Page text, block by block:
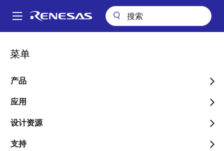
到
Main
菜单
产品
应用
设计资源
支持
面
包
屑
組に出演